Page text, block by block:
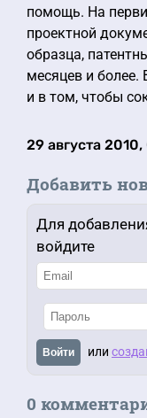
помощь. На
проектной
образца,
месяцев и более.
и в том, чтобы
29 августа
Добавить
Для
войдите
Войти или
0